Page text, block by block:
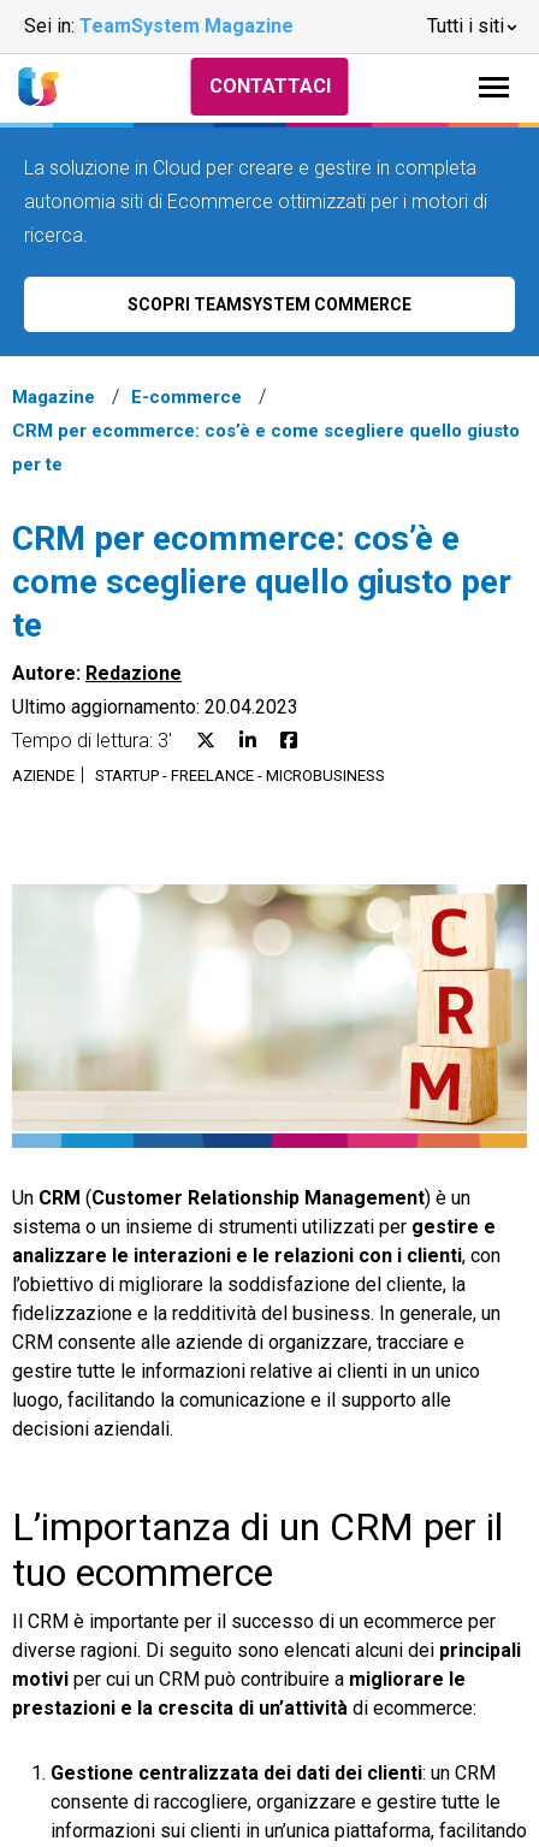
Sei in: TeamSystem Magazine Tutti i siti
Ecommerce
Email Marketing
Financial Solutions
TeamSystem Corporate
TeamSystem Store
CONTATTACI
La soluzione in Cloud per creare e gestire in completa
autonomia siti di Ecommerce ottimizzati per i motori di
ricerca.
SCOPRI TEAMSYSTEM COMMERCE
Magazine
E-commerce
CRM per ecommerce: cos’è e come scegliere quello giusto
per te
CRM per ecommerce: cos’è e
come scegliere quello giusto per
te
Autore: Redazione
Ultimo aggiornamento: 20.04.2023
Tempo di lettura: 3'
AZIENDE STARTUP - FREELANCE - MICROBUSINESS
Un CRM (Customer Relationship Management) è un
sistema o un insieme di strumenti utilizzati per gestire e
analizzare le interazioni e le relazioni con i clienti, con
l’obiettivo di migliorare la soddisfazione del cliente, la
fidelizzazione e la redditività del business. In generale, un
CRM consente alle aziende di organizzare, tracciare e
gestire tutte le informazioni relative ai clienti in un unico
luogo, facilitando la comunicazione e il supporto alle
decisioni aziendali.
L’importanza di un CRM per il
tuo ecommerce
Il CRM è importante per il successo di un ecommerce per
diverse ragioni. Di seguito sono elencati alcuni dei principali
motivi per cui un CRM può contribuire a migliorare le
prestazioni e la crescita di un’attività di ecommerce:
Gestione centralizzata dei dati dei clienti: un CRM
consente di raccogliere, organizzare e gestire tutte le
informazioni sui clienti in un’unica piattaforma, facilitando